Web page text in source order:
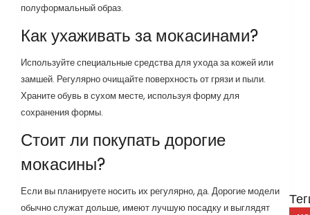
полуформальный образ.
Как ухаживать за мокасинами?
Используйте специальные средства для ухода за кожей или
замшей. Регулярно очищайте поверхность от грязи и пыли.
Храните обувь в сухом месте, используя форму для
сохранения формы.
Стоит ли покупать дорогие
мокасины?
Если вы планируете носить их регулярно, да. Дорогие модели
обычно служат дольше, имеют лучшую посадку и выглядят